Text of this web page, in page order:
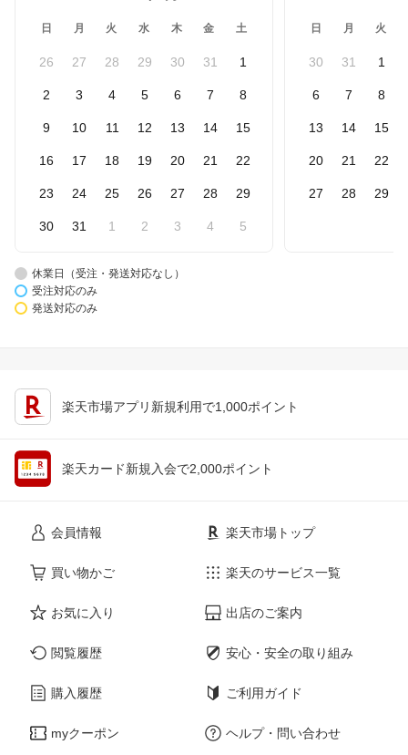
日 月 火 水 木 金 土
26 27 28 29 30 31 1
2 3 4 5 6 7 8
9 10 11 12 13 14 15
16 17 18 19 20 21 22
23 24 25 26 27 28 29
30 31 1 2 3 4 5
日 月 火
30 31 1
6 7 8
13 14 15
20 21 22
27 28 29
休業日（受注・発送対応なし）
受注対応のみ
発送対応のみ
楽天市場アプリ新規利用で1,000ポイント
楽天カード新規入会で2,000ポイント
会員情報
買い物かご
お気に入り
閲覧履歴
購入履歴
myクーポン
楽天市場トップ
楽天のサービス一覧
出店のご案内
安心・安全の取り組み
ご利用ガイド
ヘルプ・問い合わせ